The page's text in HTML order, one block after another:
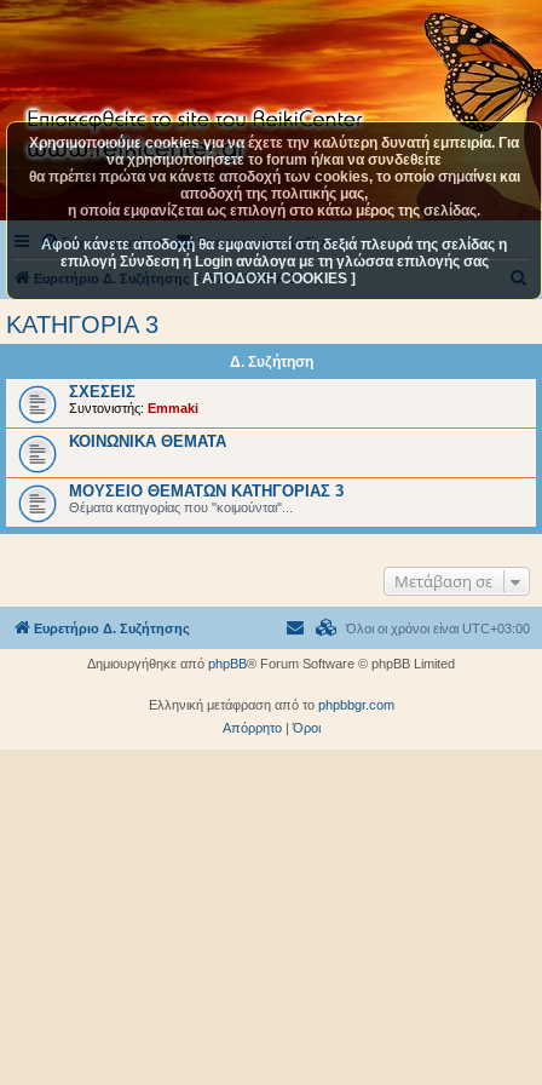
Συχνές ερωτήσεις Επικοινωνήστε μαζί μας
Ευρετήριο Δ. Συζήτησης ΚΑΤΗΓΟΡΙΑ 3
σ
ΚΑΤΗΓΟΡΙΑ 3
Δ. Συζήτηση
ΣΧΕΣΕΙΣ
Συντονιστής: Emmaki
ΚΟΙΝΩΝΙΚΑ ΘΕΜΑΤΑ
ΜΟΥΣΕΙΟ ΘΕΜΑΤΩΝ ΚΑΤΗΓΟΡΙΑΣ 3
Θέματα κατηγορίας που "κοιμούνται"...
Μετάβαση σε
Χρησιμοποιούμε cookies για να έχετε την καλύτερη δυνατή εμπειρία. Για
να χρησιμοποιήσετε το forum ή/και να συνδεθείτε
θα πρέπει πρώτα να κάνετε αποδοχή των cookies, το οποίο σημαίνει και
αποδοχή της πολιτικής μας,
η οποία εμφανίζεται ως επιλογή στο κάτω μέρος της σελίδας.
Αφού κάνετε αποδοχή θα εμφανιστεί στη δεξιά πλευρά της σελίδας η
επιλογή Σύνδεση ή Login ανάλογα με τη γλώσσα επιλογής σας
[ ΑΠΟΔΟΧΗ COOKIES ]
Ευρετήριο Δ. Συζήτησης Όλοι οι χρόνοι είναι UTC+03:00
Δημιουργήθηκε από phpBB® Forum Software © phpBB Limited
Ελληνική μετάφραση από το phpbbgr.com
Απόρρητο|Όροι